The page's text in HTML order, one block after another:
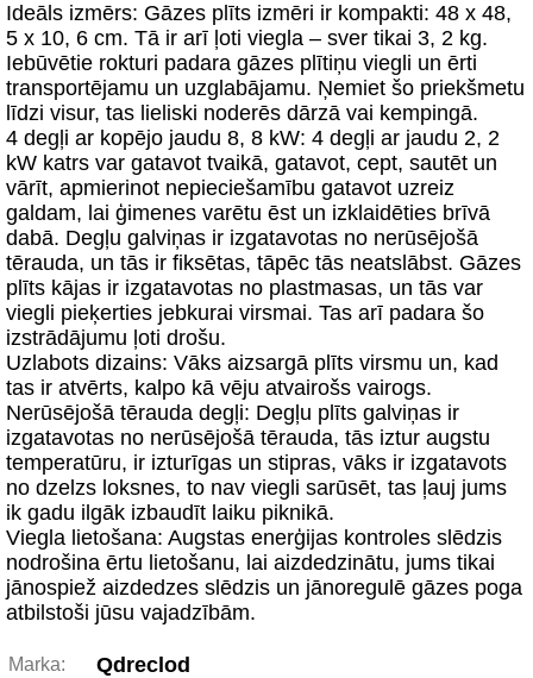
Ideāls izmērs: Gāzes plīts izmēri ir kompakti: 48 x 48,
5 x 10, 6 cm. Tā ir arī ļoti viegla – sver tikai 3, 2 kg.
Iebūvētie rokturi padara gāzes plītiņu viegli un ērti
transportējamu un uzglabājamu. Ņemiet šo priekšmetu
līdzi visur, tas lieliski noderēs dārzā vai kempingā.
4 degļi ar kopējo jaudu 8, 8 kW: 4 degļi ar jaudu 2, 2
kW katrs var gatavot tvaikā, gatavot, cept, sautēt un
vārīt, apmierinot nepieciešamību gatavot uzreiz
galdam, lai ģimenes varētu ēst un izklaidēties brīvā
dabā. Degļu galviņas ir izgatavotas no nerūsējošā
tērauda, un tās ir fiksētas, tāpēc tās neatslābst. Gāzes
plīts kājas ir izgatavotas no plastmasas, un tās var
viegli pieķerties jebkurai virsmai. Tas arī padara šo
izstrādājumu ļoti drošu.
Uzlabots dizains: Vāks aizsargā plīts virsmu un, kad
tas ir atvērts, kalpo kā vēju atvairošs vairogs.
Nerūsējošā tērauda degļi: Degļu plīts galviņas ir
izgatavotas no nerūsējošā tērauda, tās iztur augstu
temperatūru, ir izturīgas un stipras, vāks ir izgatavots
no dzelzs loksnes, to nav viegli sarūsēt, tas ļauj jums
ik gadu ilgāk izbaudīt laiku piknikā.
Viegla lietošana: Augstas enerģijas kontroles slēdzis
nodrošina ērtu lietošanu, lai aizdedzinātu, jums tikai
jānospiež aizdedzes slēdzis un jānoregulē gāzes poga
atbilstoši jūsu vajadzībām.
Marka: Qdreclod